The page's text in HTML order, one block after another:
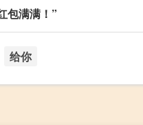
包满满！”
给你